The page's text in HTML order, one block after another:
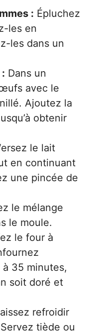
: Épluchez
les en
les dans un
Dans un
avec le
Ajoutez la
obtenir
le lait
en continuant
une pincée de
le mélange
le moule.
le four à
35 minutes,
soit doré et
refroidir
tiède ou